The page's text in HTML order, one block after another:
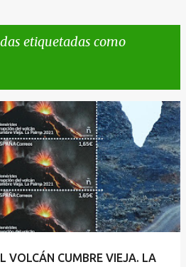
etiquetadas como
VOLCÁN CUMBRE VIEJA. LA